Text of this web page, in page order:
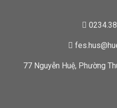
77 Nguyễn Huệ, Phường